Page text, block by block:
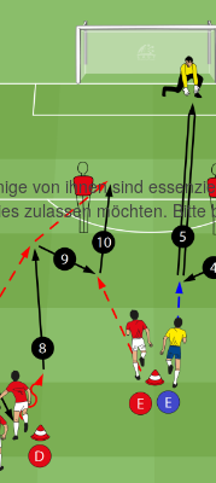
von ihnen sind
zulassen möchten.